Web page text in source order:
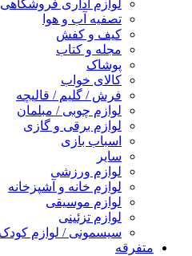
لوازم اداری فروشگاهی
تصفیه آب و هوا
کیف و کفش
مجله و کتاب
پوشاک
کالای خواب
فرش / گلیم / قالیچه
لوازم چوبی / مبلمان
لوازم برقی و گازی
اسباب بازی
سایر
لوازم ورزشی
لوازم خانه و آشپزخانه
لوازم موسیقی
لوازم تزئینی
سیسمونی / لوازم کودک
متفرقه